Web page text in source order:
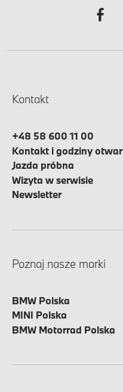
Kontakt
+48 58 600 11 00
Kontakt i godziny
Jazda próbna
Wizyta w serwisie
Newsletter
Poznaj nasze marki
BMW Polska
MINI Polska
BMW Motorrad Polska